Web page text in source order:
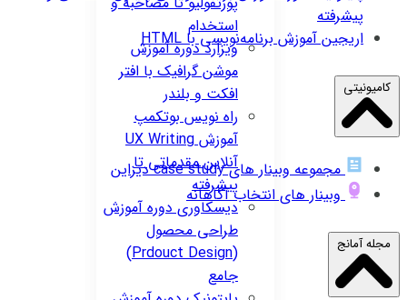
استخدام
ویزارددوره آموزش
موشن گرافیک با افتر
افکت و بلندر
راه نویسبوتکمپ
آموزش UX Writing
آنلاین مقدماتی تا
پیشرفته
دیسکاوریدوره آموزش
طراحی محصول
(Prdouct Design)
جامع
پیشرفته
اریجینآموزش برنامه‌نویسی با HTML
کامیونیتی
مجموعه وبینار های case study دیزاین
وبینار های انتخاب آگاهانه
مجله آمانج